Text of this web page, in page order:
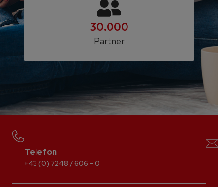
30.000
Partner
Telefon
+43 (0) 7248 / 606 – 0